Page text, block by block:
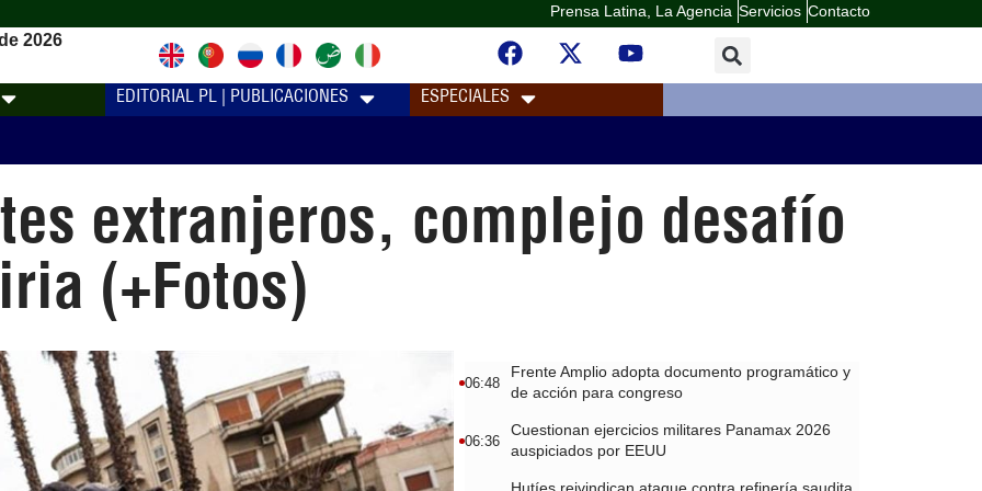
Prensa Latina, La Agencia Servicios Contacto
2026
EDITORIAL PL | PUBLICACIONES ESPECIALES
extranjeros, complejo desafío
(+Fotos)
06:48
Frente Amplio adopta documento programático y
de acción para congreso
06:36
Cuestionan ejercicios militares Panamax 2026
auspiciados por EEUU